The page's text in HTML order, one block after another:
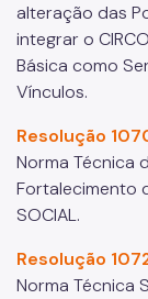
alteração das
integrar o
Básica como
Vínculos.
Resolução
Norma Técnica
Fortalecimento
SOCIAL.
Resolução
Norma Técnica